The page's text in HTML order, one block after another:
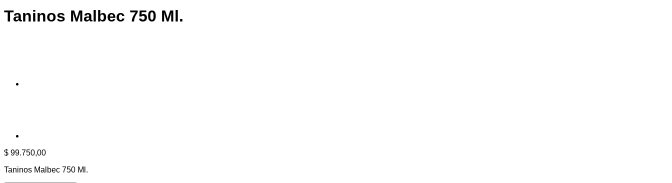
Taninos Malbec 750 Ml.
$ 99.750,00
Taninos Malbec 750 Ml.